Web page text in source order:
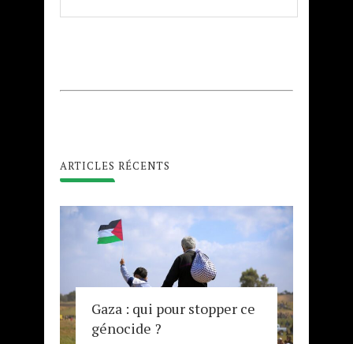
ARTICLES RÉCENTS
Gaza : qui pour stopper ce
génocide ?